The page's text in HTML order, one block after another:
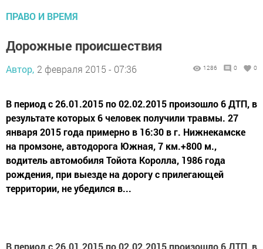
ПРАВО И ВРЕМЯ
Дорожные происшествия
Автор, 2 февраля 2015 - 07:36 1286 0 0
В период с 26.01.2015 по 02.02.2015 произошло 6 ДТП, в
результате которых 6 человек получили травмы. 27
января 2015 года примерно в 16:30 в г. Нижнекамске
на промзоне, автодорога Южная, 7 км.+800 м.,
водитель автомобиля Тойота Королла, 1986 года
рождения, при выезде на дорогу с прилегающей
территории, не убедился в...